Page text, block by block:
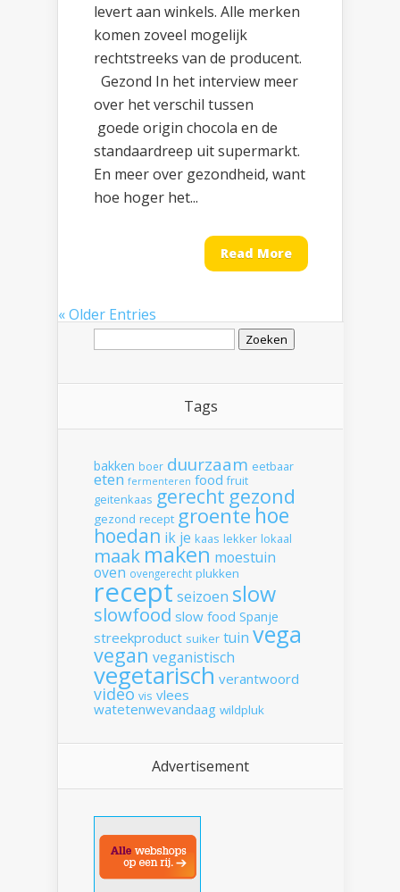
levert aan winkels. Alle merken
komen zoveel mogelijk
rechtstreeks van de producent.
Gezond In het interview meer
over het verschil tussen
goede origin chocola en de
standaardreep uit supermarkt.
En meer over gezondheid, want
hoe hoger het...
Read More
« Older Entries
Zoeken
Tags
bakken boer duurzaam eetbaar
eten fermenteren food fruit
geitenkaas gerecht gezond
gezond recept groente hoe
hoedan ik je kaas lekker lokaal
maak maken moestuin
oven ovengerecht plukken
recept seizoen slow
slowfood slow food Spanje
streekproduct suiker tuin vega
vegan veganistisch
vegetarisch verantwoord
video vis vlees
watetenwevandaag wildpluk
Advertisement